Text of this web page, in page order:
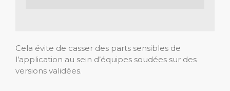
Cela évite de casser des parts sensibles de
l’application au sein d’équipes soudées sur des
versions validées.